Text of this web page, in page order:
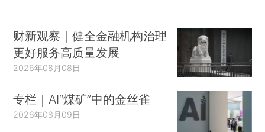
财新观察｜健全金融机构治理
更好服务高质量发展
2026年08月08日
专栏｜AI“煤矿”中的金丝雀
2026年08月09日